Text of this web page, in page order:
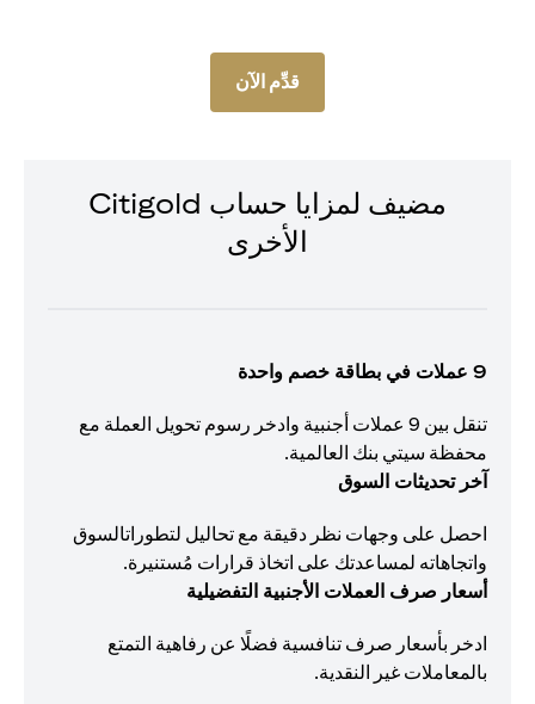
قدِّم الآن
مضيف لمزايا حساب Citigold
الأخرى
9 عملات في بطاقة خصم واحدة
تنقل بين 9 عملات أجنبية وادخر رسوم تحويل العملة مع
محفظة سيتي بنك العالمية.
آخر تحديثات السوق
احصل على وجهات نظر دقيقة مع تحاليل لتطوراتالسوق
واتجاهاته لمساعدتك على اتخاذ قرارات مُستنيرة.
أسعار صرف العملات الأجنبية التفضيلية
ادخر بأسعار صرف تنافسية فضلًا عن رفاهية التمتع
بالمعاملات غير النقدية.